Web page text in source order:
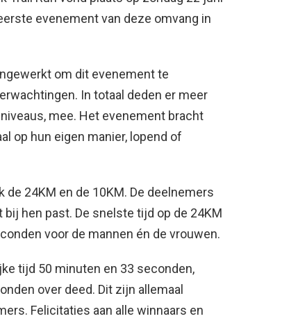
evenement van deze omvang in
om dit evenement te
In totaal deden er meer
mee. Het evenement bracht
op hun eigen manier, lopend of
24KM en de 10KM. De deelnemers
hen past. De snelste tijd op de 24KM
voor de mannen én de vrouwen.
tijd 50 minuten en 33 seconden,
over deed. Dit zijn allemaal
Felicitaties aan alle winnaars en